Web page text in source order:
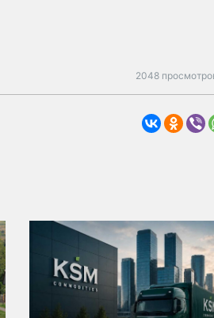
2048